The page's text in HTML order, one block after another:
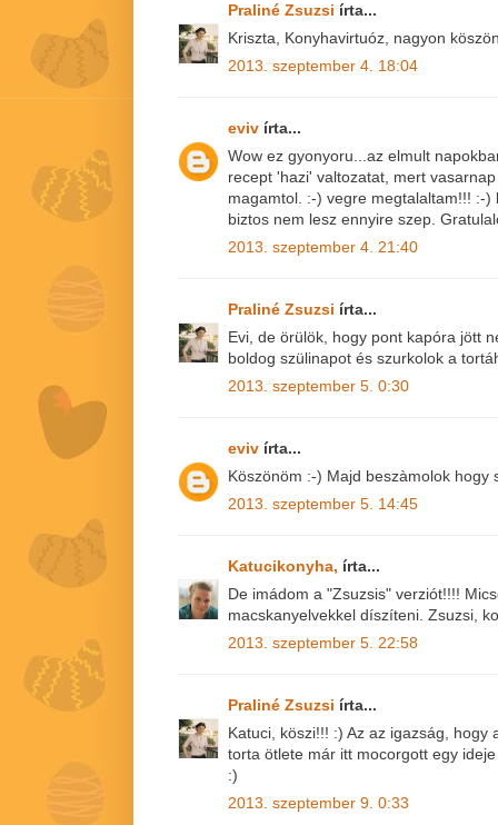
Praliné Zsuzsi írta...
Kriszta, Konyhavirtuóz, nagyon
2013. szeptember 4. 18:04
eviv írta...
Wow ez gyonyoru...az elmult
recept 'hazi' valtozatat, mert
magamtol. :-) vegre megtalaltam!!! :-
biztos nem lesz ennyire szep.
2013. szeptember 4. 21:40
Praliné Zsuzsi írta...
Evi, de örülök, hogy pont kapóra jött
boldog szülinapot és szurkolok a
2013. szeptember 5. 0:30
eviv írta...
Köszönöm :-) Majd beszàmolok hogy
2013. szeptember 5. 14:45
Katucikonyha, írta...
De imádom a "Zsuzsis" verziót!!!!
macskanyelvekkel díszíteni. Zsuzsi,
2013. szeptember 5. 22:58
Praliné Zsuzsi írta...
Katuci, köszi!!! :) Az az igazság, hogy
torta ötlete már itt mocorgott egy
:)
2013. szeptember 9. 0:33